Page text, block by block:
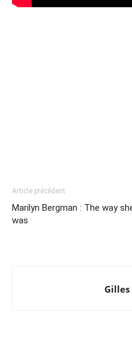
Article précédent
Marilyn Bergman : The way
was